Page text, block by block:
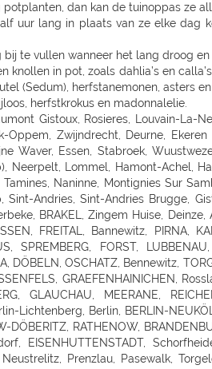
dan kan de tuinoppas ze
uur lang in plaats van ze elke
te vullen wanneer het lang droog en
in pot, zoals dahlia’s en
(Sedum), herfstanemonen, asters
herfstkrokus en madonnalelie.
Bremen-Vahr, BREMEN-BLUMENTHAL, STUHR, STUBE-SECKENHAUSEN, Stuhr-Varrel, Achim, Syke, Lilienthal, OTTERSBERG-POSTHAUSEN, CELLE, WITTINGEN, SALZWEDEL, LUCHOW, Dannenberg, UELZEN, BAD BEVENSEN, SOLTAU, Munster, Bomlitz, Hannover, GARBSEN, LAATZEN, BARSINGHAUSEN, WEDEMARK-BISSENDORF, Altwarmbüchen, Isernhagen-Kirchhorst, RONNENBERG, HEMMINGEN, Gehrden, ALFELD/LEINE, Alfeld, HILDESHEIM, SARSTEDT, PEINE, LEHRTE OT ARPKE, LEHRTE, Burgdorf, WUNSTDORF, NEUSTADT, NIENBURG/WESER, Uchte, LEESE, STADTHAGEN, BUCKEBURG, HAMELN, Springe, HESSICH OLDENDORF, HERFORD, BAD SALZUFLEN, BÜNDE, ESPELKAMP, MINDEN, PORTA WESTFALICA, LÖHNE, HÜLLHORST, LEMGO, DETMOLD, Paderborn, PADERBORN-SCHLOSS NEUHAUS, DELBRÜCK, GÜTERSLOH, RHEDA-WIEDENBRÜCK, BIELEFELD, Bielefeld-Gadderbaum, KASSEL, KASSEL-WALDAU, KASSEL-NORDHAUSEN, BAUNATAL, Hofgeismar, WARBURG, MARSBERG, Korbach, KNÜLLWALD-REMSFELD, Schwalmstadt-Treysa, MARBURG, Gladenbach, Kirchhain, Grünberg, GIEßEN, Buseck, BUTZBACH, WETZLAR, FULDA, BEBRA, BAD HERSFELD, GÖTTINGEN, Duderstadt, NORTHEIM, ESCHWEGE, OSTERODE, EINBECK, Holzminden, HÖXTER, BEVERUNGEN, BRAUNSCHWEIG-RÜNINGEN, WOLFENBÜTTEL, HELMSTEDT, Melsungen, WOLFSBURG, WOLFSBURG-HATTORF, GIFHORN, GOSLAR, SEESEN, WERNIGERODE, MAGDEBURG, ZERBST, BURG, Genthin, HALDENSLEBEN, Oschersleben, STENDAL, GARDELEGEN, Düsseldorf, DÜSSELDORF-BENRATH, Meerbusch-IIverich, MEERBUSCH, LANGENFELD, RATINGEN, MÖNCHENGLADBACH, KORSCHENBROICH, VIERSEN, ERKELENZ, Hückelhoven, VELBERT, SOLINGEN, REMSCHEID, Dortmund, CASTROP-RAUXEL, BOCHUM, MÜLHEIM, HATTINGEN, RECKLINGHAUSEN, MARL, BOTTROP, Bottrop, DORSTEN, BORKEN, BOCHOLT, Wesel, VOERDE, Duisburg - Wanheimerort, Duisburg-Kasslerfeld, Duisburg, DUISBURG, Moers-Schwafheim, KREFELD, WARENDORF, Dülmen, RHEINE, Billerbeck, GEORGSMARIENHÜTTE, BELM, MELLE, VECHTA, Vechta, Visbek, IBBENBÜREN, Ibbenbüren, LENGERICH, BRAMSCHE-ENGTER, CLOPPENBURG, MEPPEN, Haselünne, Wesseling, Köln, KÖLN (JUNKERSDORF), KOLN-DELLBRUCK, BERGISCH GLADBACH, RÖSRATH, GUMMERSBACH, JÜLICH, Bonn, MECKENHEIM, ALFTER-OEDEKOVEN, Alfter, RHEINBACH, Sinzig,